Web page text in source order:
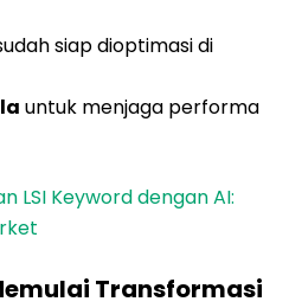
siap dioptimasi di
untuk menjaga performa
LSI Keyword dengan AI:
Transformasi